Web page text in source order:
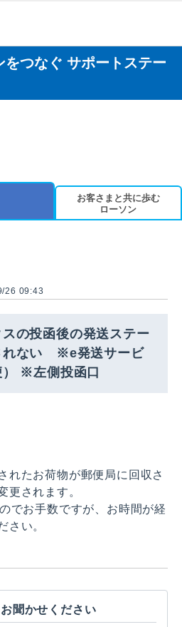
をつなぐ サポートステー
お客さまと共に歩む
ローソン
26 09:43
の投函後の発送ステー
れない ※e発送サービ
） ※左側投函口
れたお荷物が郵便局に回収さ
更されます。
でお手数ですが、お時間が経
さい。
聞かせください